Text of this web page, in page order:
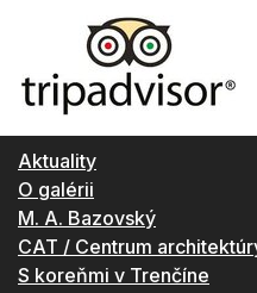
Aktuality
O galérii
M. A. Bazovský
CAT / Centrum
S koreňmi v Trenčíne